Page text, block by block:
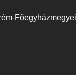
Főegyházmegyei